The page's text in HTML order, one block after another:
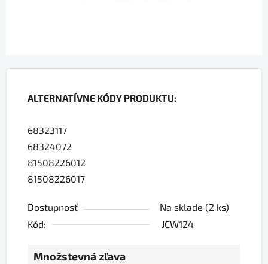
ALTERNATÍVNE KÓDY PRODUKTU:
68323117
68324072
81508226012
81508226017
Dostupnosť Na sklade (2 ks)
Kód:
JCW124
Množstevná zľava